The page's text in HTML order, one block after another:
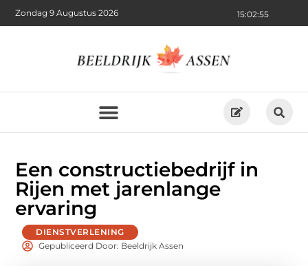
15:02:56
Zondag 9 Augustus 2026
Een constructiebedrijf in
Rijen met jarenlange
ervaring
DIENSTVERLENING
Gepubliceerd Door: Beeldrijk Assen